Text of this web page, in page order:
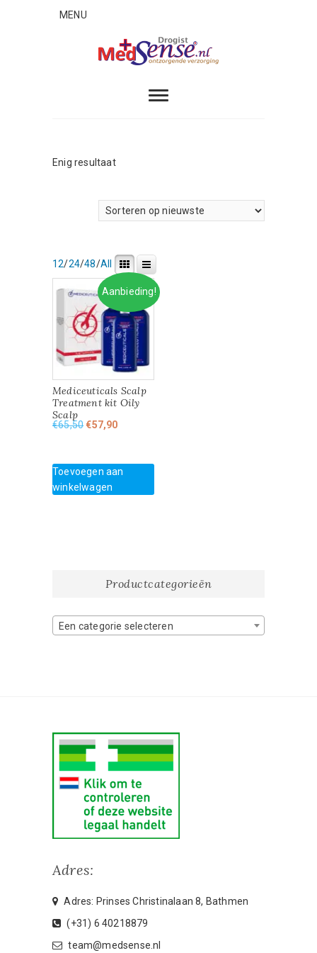
MENU
Enig resultaat
12/24/48/All
Aanbieding!
Mediceuticals Scalp
Treatment kit Oily
Scalp
€65,50Oorspronkelijke
€65,50.
€57,90Huidige
€57,90.
Toevoegen aan
winkelwagen
Productcategorieën
Een categorie selecteren
Adres:
Adres: Prinses Christinalaan 8, Bathmen
(+31) 6 40218879
team@medsense.nl